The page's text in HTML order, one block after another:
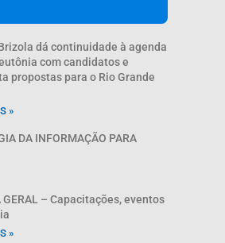
dá continuidade à agenda
com candidatos e
propostas para o Rio Grande
»
DA INFORMAÇÃO PARA
GERAL – Capacitações, eventos
»